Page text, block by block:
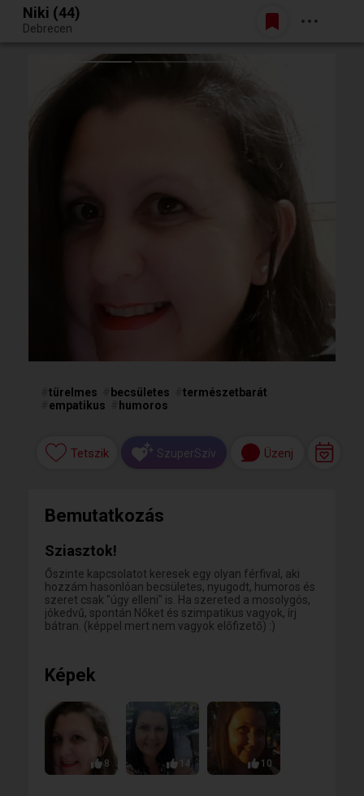
Egy jó randiból bármi lehet.
Belépés
Niki (44)
Debrecen
türelmes becsületes
természetbarát
empatikus humoros
Tetszik SzuperSzív Üzenj
Bemutatkozás
Sziasztok!
Őszinte kapcsolatot keresek egy olyan férfival, aki
hozzám hasonlóan becsületes, nyugodt, humoros és
szeret csak "úgy elleni" is. Ha szereted a mosolygós,
jókedvű, spontán Nőket és szimpatikus vagyok, írj
bátran. (képpel mert nem vagyok előfizető) :)
Képek
8 14 10